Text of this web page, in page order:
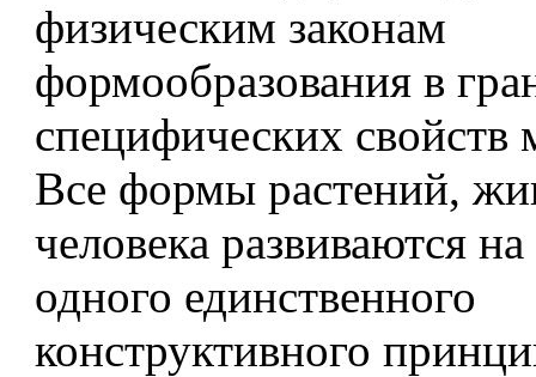
физическим законам
формообразования в
специфических свойств
Все формы растений,
человека развиваются
одного единственного
конструктивного